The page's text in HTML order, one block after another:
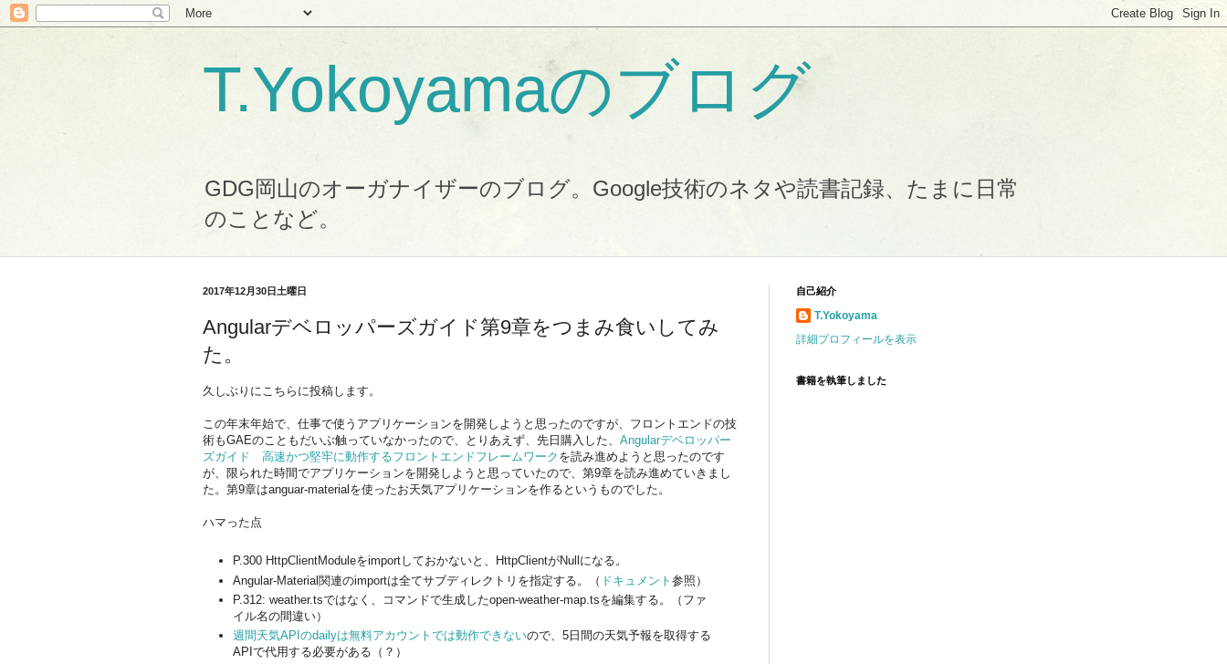
T.Yokoyamaのブログ
GDG岡山のオーガナイザーのブログ。Google技術のネタや読書記録、たまに日常
のことなど。
2017年12月30日土曜日
Angularデベロッパーズガイド第9章をつまみ食いしてみ
た。
久しぶりにこちらに投稿します。
この年末年始で、仕事で使うアプリケーションを開発しようと思ったのですが、フロントエンドの技
術もGAEのこともだいぶ触っていなかったので、とりあえず、先日購入した、 Angularデベロッパー
ズガイド 高速かつ堅牢に動作するフロントエンドフレームワーク を読み進めようと思ったのです
が、限られた時間でアプリケーションを開発しようと思っていたので、第9章を読み進めていきまし
た。第9章はanguar-materialを使ったお天気アプリケーションを作るというものでした。
ハマった点
P.300 HttpClientModuleをimportしておかないと、HttpClientがNullになる。
Angular-Material関連のimportは全てサブディレクトリを指定する。（ ドキュメント 参照）
P.312: weather.tsではなく、コマンドで生成したopen-weather-map.tsを編集する。（ファ
イル名の間違い）
週間天気APIのdailyは無料アカウントでは動作できないので、5日間の天気予報を取得する
APIで代用する必要がある（？）
自己紹介
T.Yokoyama
詳細プロフィールを表示
書籍を執筆しました